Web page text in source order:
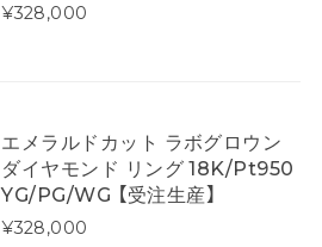
¥328,000
エメラルドカット ラボグロウン
ダイヤモンド リング 18K/Pt950
YG/PG/WG 【受注生産】
¥328,000